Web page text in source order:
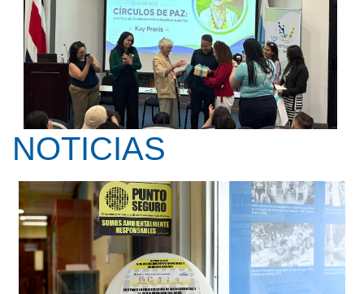
NOTICIAS
Kay Pranis ofreció la conferencia ...